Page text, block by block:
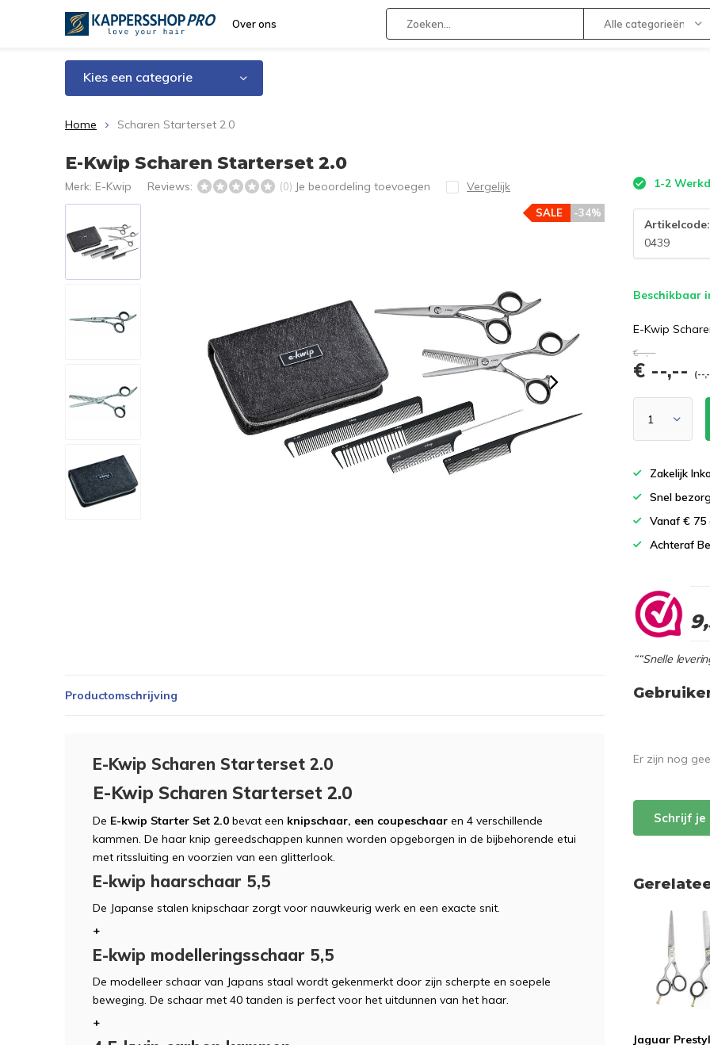
Over ons Alle categorieën
Kies een categorie
Home Scharen Starterset 2.0
E-Kwip Scharen Starterset 2.0
Merk: E-Kwip Reviews: (0) Je beoordeling toevoegen Vergelijk
-34%
SALE
1-2
Artikelcode:
0439
Beschikbaar
E-Kwip
€--,--
€ --,-- (--
Zakelijk
Snel
Vanaf €
Achteraf
““Snelle
Productomschrijving
E-Kwip Scharen Starterset 2.0
E-Kwip Scharen Starterset 2.0
De E-kwip Starter Set 2.0 bevat een knipschaar, een coupeschaar en 4 verschillende
kammen. De haar knip gereedschappen kunnen worden opgeborgen in de bijbehorende etui
met ritssluiting en voorzien van een glitterlook.
E-kwip haarschaar 5,5
De Japanse stalen knipschaar zorgt voor nauwkeurig werk en een exacte snit.
+
E-kwip modelleringsschaar 5,5
De modelleer schaar van Japans staal wordt gekenmerkt door zijn scherpte en soepele
beweging. De schaar met 40 tanden is perfect voor het uitdunnen van het haar.
+
Er zijn nog
Schrijf
Jaguar